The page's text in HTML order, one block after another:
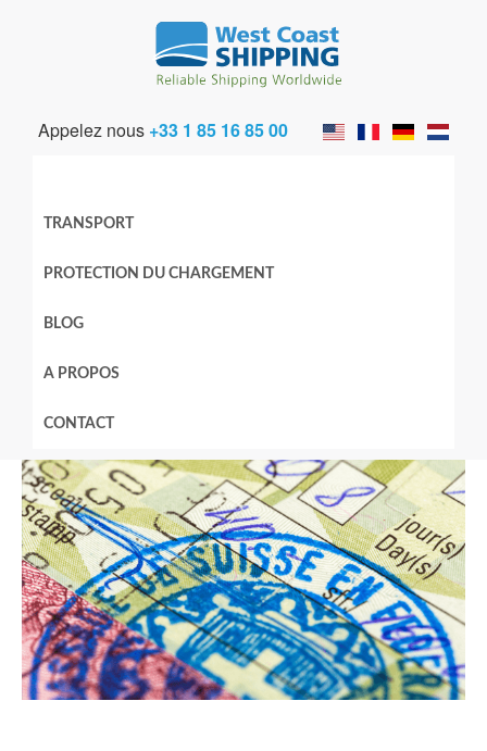
Appelez nous +33 1 85 16 85 00
TRANSPORT
PROTECTION DU CHARGEMENT
BLOG
A PROPOS
CONTACT